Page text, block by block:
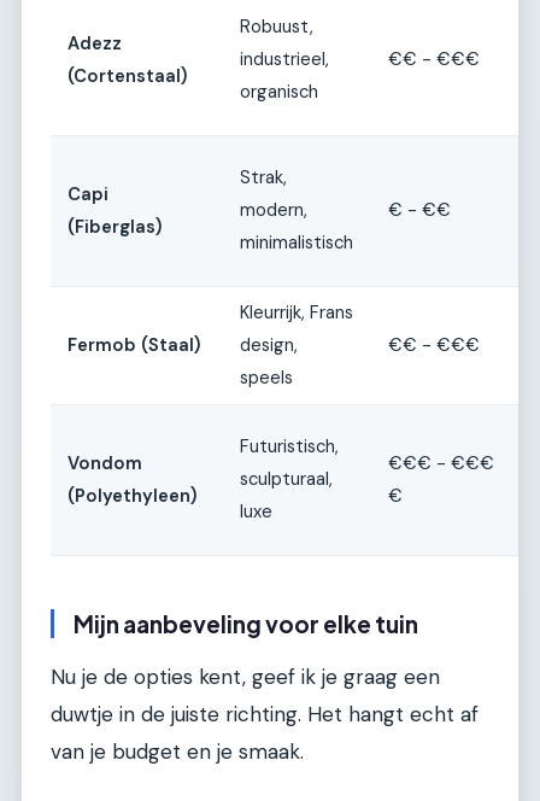
Adezz
(Cortenstaal)
Robuust,
industrieel,
organisch
€€ - €€€
Capi
(Fiberglas)
Strak,
modern,
minimalistisch
€ - €€
Fermob (Staal)
Kleurrijk, Frans
design,
speels
€€ - €€€
Vondom
(Polyethyleen)
Futuristisch,
sculpturaal,
luxe
€€€ - €€€
€
Mijn aanbeveling voor elke tuin
Nu je de opties kent, geef ik je graag een
duwtje in de juiste richting. Het hangt echt af
van je budget en je smaak.